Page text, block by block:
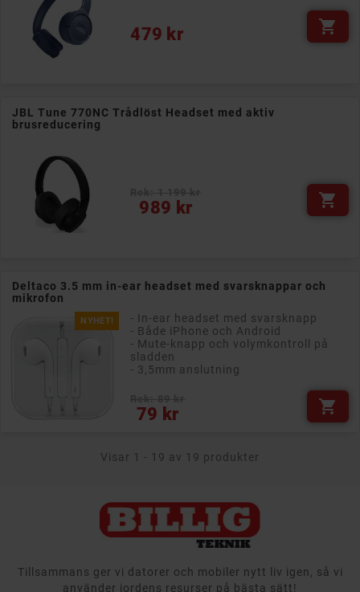
479 kr
Pris 
JBL Tune 770NC Trådlöst Headset med aktiv
brusreducering
989 kr
Pris 
Deltaco 3.5 mm in-ear headset med svarsknappar och
mikrofon
NYHET!
- In-ear headset med svarsknapp
- Både iPhone och Android
- Mute-knapp och volymkontroll på
sladden
- 3,5mm anslutning
79 kr
Pris 
Visar 1 - 19 av 19 produkter
Tillsammans ger vi datorer och mobiler nytt liv igen, så vi
använder jordens resurser på bästa sätt!